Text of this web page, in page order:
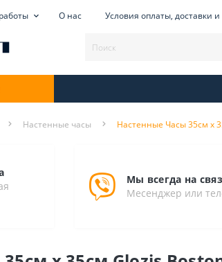
О нас Условия оплаты, доставки
Настенные часы Настенные Часы 35см х
Мы всегда на
Месенджер или